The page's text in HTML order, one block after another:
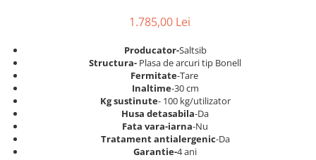
Saltele 160x200
Saltele 180x200
Top saltele
Top saltele 5 cm
Top saltele 10 cm
Etajere Birou
Dulap birou
Birouri
Scaune pentru birou
Scaune pentru vizitatori
Scaune manager
1.785,00 Lei
Producator-Saltsib
Structura- Plasa de arcuri tip Bonell
Fermitate-Tare
Inaltime-30 cm
Kg sustinute- 100 kg/utilizator
Husa detasabila-Da
Fata vara-iarna-Nu
Tratament antialergenic-Da
Garantie-4 ani